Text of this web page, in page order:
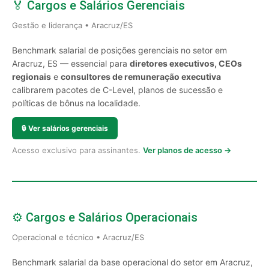
🏅 Cargos e Salários Gerenciais
Gestão e liderança • Aracruz/ES
Benchmark salarial de posições gerenciais no setor em
Aracruz, ES — essencial para diretores executivos, CEOs
regionais e consultores de remuneração executiva
calibrarem pacotes de C-Level, planos de sucessão e
políticas de bônus na localidade.
🔒 Ver salários gerenciais
Acesso exclusivo para assinantes. Ver planos de acesso →
⚙️ Cargos e Salários Operacionais
Operacional e técnico • Aracruz/ES
Benchmark salarial da base operacional do setor em Aracruz,